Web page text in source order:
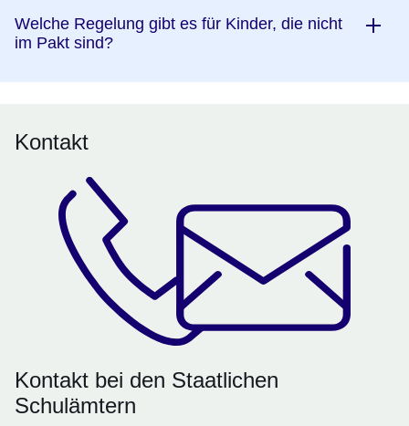
Welche Regelung gibt es für Kinder, die nicht
im Pakt sind?
Kontakt
Kontakt bei den Staatlichen
Schulämtern